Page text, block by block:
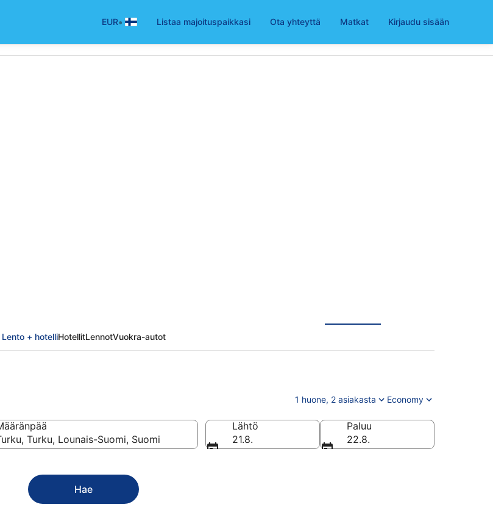
EUR• Listaa majoituspaikkasi Ota yhteyttä Matkat Kirjaudu sisään
Lento + hotelliHotellitLennotVuokra-autot
1 huone, 2 asiakasta Economy
Turku, Lounais-Suomi, Suomi
Lähtö
21.8.
Paluu
22.8.
Hae